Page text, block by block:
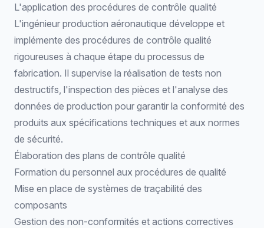
L'application des procédures de contrôle qualité
L'ingénieur production aéronautique développe et
implémente des procédures de contrôle qualité
rigoureuses à chaque étape du processus de
fabrication. Il supervise la réalisation de tests non
destructifs , l'inspection des pièces et l'analyse des
données de production pour garantir la conformité des
produits aux spécifications techniques et aux normes
de sécurité.
Élaboration des plans de contrôle qualité
Formation du personnel aux procédures de qualité
Mise en place de systèmes de traçabilité des
composants
Gestion des non-conformités et actions correctives